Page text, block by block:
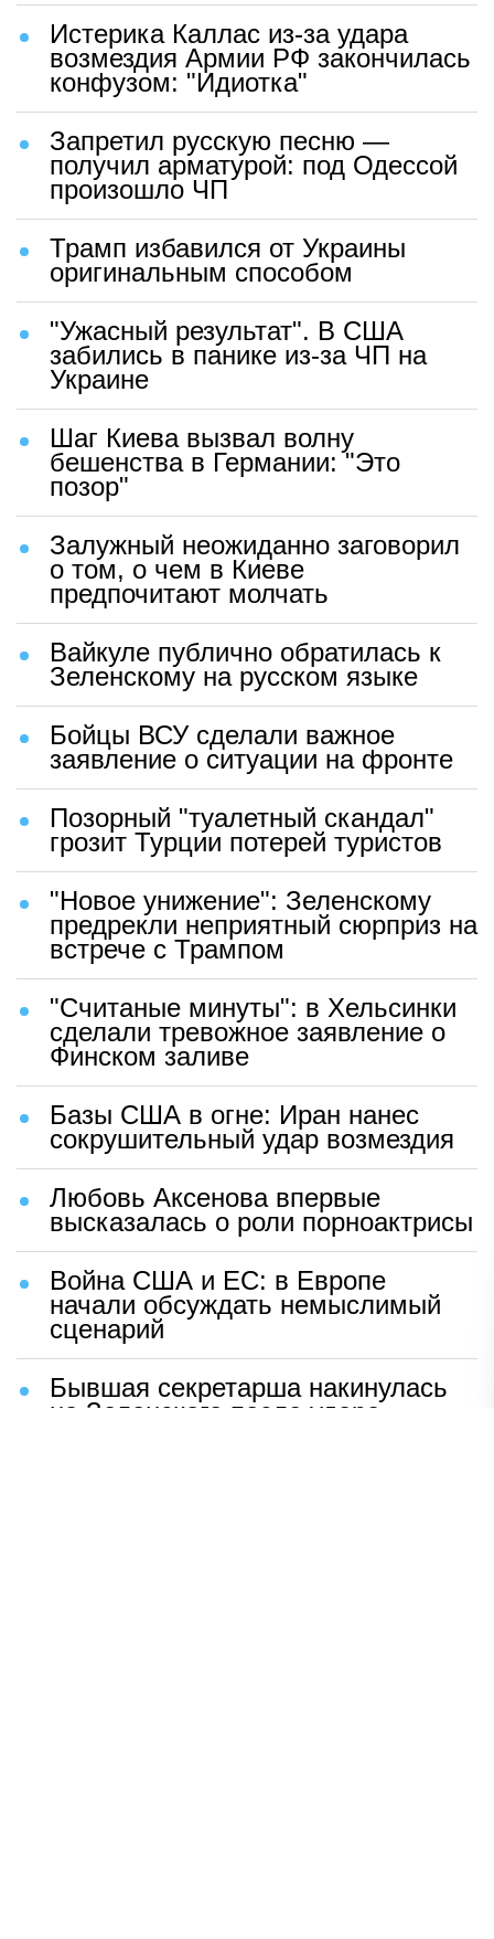
Истерика Каллас из-за удара
возмездия Армии РФ закончилась
конфузом: "Идиотка"
Запретил русскую песню —
получил арматурой: под Одессой
произошло ЧП
Трамп избавился от Украины
оригинальным способом
"Ужасный результат". В США
забились в панике из-за ЧП на
Украине
Шаг Киева вызвал волну
бешенства в Германии: "Это
позор"
Залужный неожиданно заговорил
о том, о чем в Киеве
предпочитают молчать
Вайкуле публично обратилась к
Зеленскому на русском языке
Бойцы ВСУ сделали важное
заявление о ситуации на фронте
Позорный "туалетный скандал"
грозит Турции потерей туристов
"Новое унижение": Зеленскому
предрекли неприятный сюрприз на
встрече с Трампом
"Считаные минуты": в Хельсинки
сделали тревожное заявление о
Финском заливе
Базы США в огне: Иран нанес
сокрушительный удар возмездия
Любовь Аксенова впервые
высказалась о роли порноактрисы
Война США и ЕС: в Европе
начали обсуждать немыслимый
сценарий
Бывшая секретарша накинулась
на Зеленского после удара